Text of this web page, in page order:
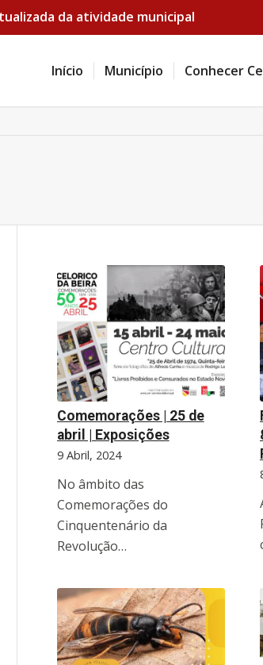
da atividade municipal
Início Município Conhecer
Comemorações | 25 de
abril | Exposições
9 Abril, 2024
No âmbito das
Comemorações do
Cinquentenário da
Revolução…